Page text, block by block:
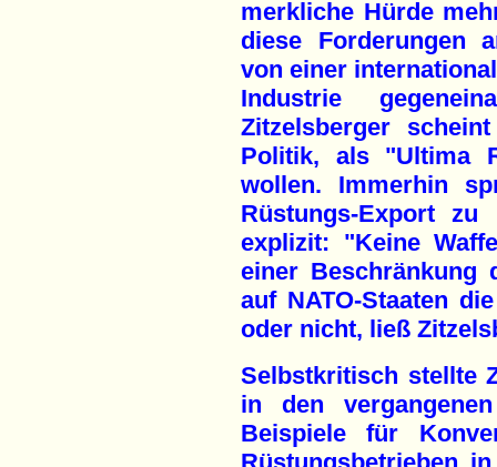
merkliche Hürde
diese Forderungen
von einer
Industrie
Zitzelsberger
Politik, als "Ultima
wollen. Immerhin
Rüstungs-Export
explizit: "Keine
einer Beschränkung
auf NATO-Staaten
oder nicht, ließ
Selbstkritisch stellte
in den
Beispiele für